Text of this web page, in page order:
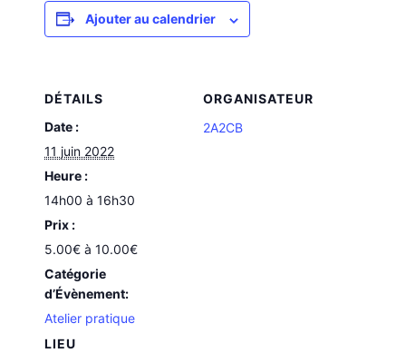
Ajouter au calendrier
DÉTAILS
Date :
11 juin 2022
Heure :
14h00 à 16h30
Prix :
5.00€ à 10.00€
Catégorie
d’Évènement:
Atelier pratique
LIEU
ORGANISATEUR
2A2CB